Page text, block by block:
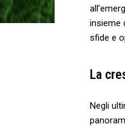
insieme
sfide e
La
Negli